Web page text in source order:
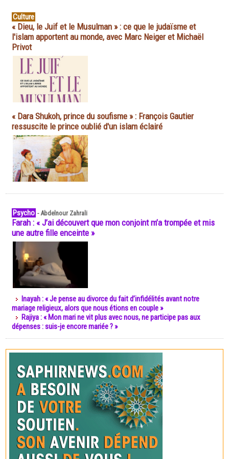
Culture
« Dieu, le Juif et le Musulman » : ce que le judaïsme et
l'islam apportent au monde, avec Marc Neiger et Michaël
Privot
« Dara Shukoh, prince du soufisme » : François Gautier
ressuscite le prince oublié d'un islam éclairé
Psycho -Abdelnour Zahrali
Farah : « J’ai découvert que mon conjoint m’a trompée et mis
une autre fille enceinte »
Inayah : « Je pense au divorce du fait d’infidélités avant notre
mariage religieux, alors que nous étions en couple »
Rajiya : « Mon mari ne vit plus avec nous, ne participe pas aux
dépenses : suis-je encore mariée ? »